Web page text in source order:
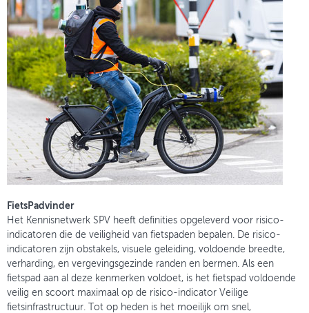
FietsPadvinder
Het Kennisnetwerk SPV heeft definities opgeleverd voor risico-
indicatoren die de veiligheid van fietspaden bepalen. De risico-
indicatoren zijn obstakels, visuele geleiding, voldoende breedte,
verharding, en vergevingsgezinde randen en bermen. Als een
fietspad aan al deze kenmerken voldoet, is het fietspad voldoende
veilig en scoort maximaal op de risico-indicator Veilige
fietsinfrastructuur. Tot op heden is het moeilijk om snel,